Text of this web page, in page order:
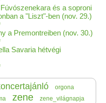
és a soproni
a "Liszt"-ben (nov. 29.)
a Premontreiben (nov. 30.)
Savaria hétvégi
orgona
zene zene_világnapja